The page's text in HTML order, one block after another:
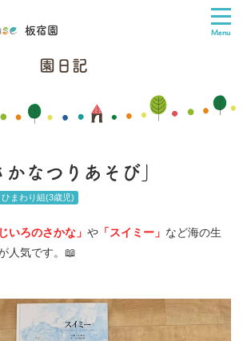
板宿園
園日記
かなつりあそび」
ひまわり組(3歳児)
いろのさかな」 や 「スイミー」 など海の生
人気です。📖